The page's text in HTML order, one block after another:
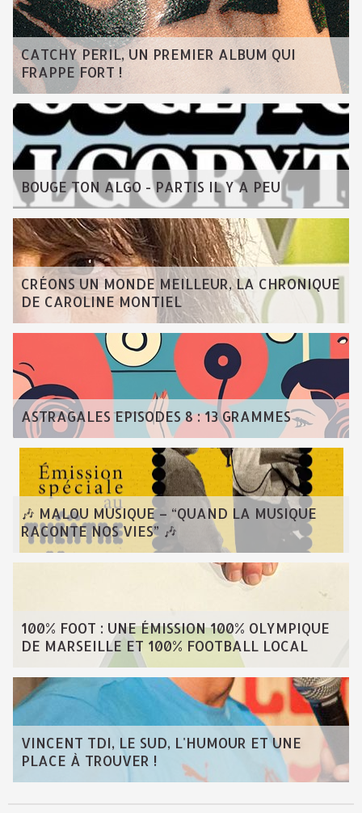
CATCHY PERIL, UN PREMIER ALBUM QUI
FRAPPE FORT !
BOUGE TON ALGO - PARTIS IL Y A PEU
CRÉONS UN MONDE MEILLEUR, LA CHRONIQUE
DE CAROLINE MONTIEL
ASTRAGALES EPISODES 8 : 13 GRAMMES
🎶 MALOU MUSIQUE – “QUAND LA MUSIQUE
RACONTE NOS VIES” 🎶
100% FOOT : UNE ÉMISSION 100% OLYMPIQUE
DE MARSEILLE ET 100% FOOTBALL LOCAL
VINCENT TDI, LE SUD, L'HUMOUR ET UNE
PLACE À TROUVER !